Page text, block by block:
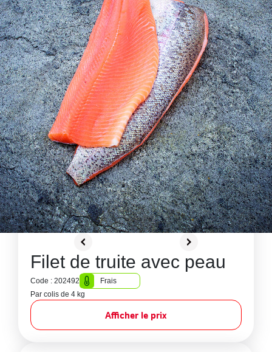
Filet de truite avec peau
Code : 202492
Frais
Par colis de 4 kg
Afficher le prix